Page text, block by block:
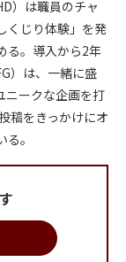
）は職員のチャ
くじり体験」を発
る。導入から2年
）は、一緒に盛
ニークな企画を打
稿をきっかけにオ
。